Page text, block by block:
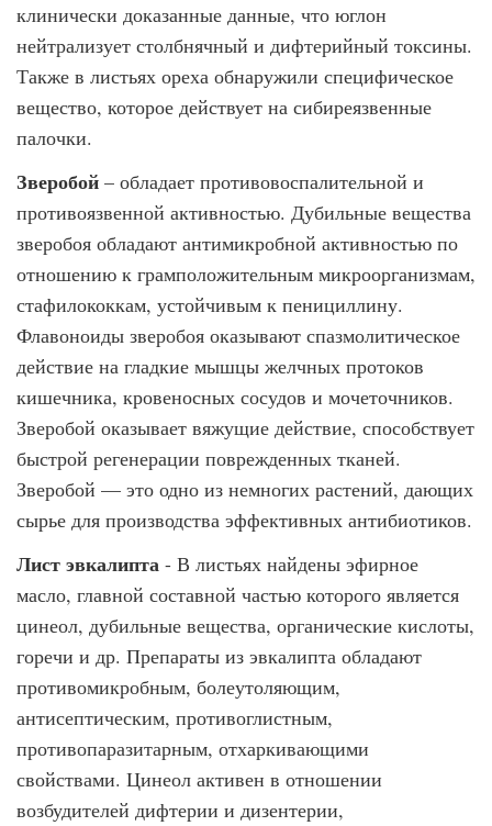
клинически доказанные данные, что юглон
нейтрализует столбнячный и дифтерийный токсины.
Также в листьях ореха обнаружили специфическое
вещество, которое действует на сибиреязвенные
палочки.
Зверобой – обладает противовоспалительной и
противоязвенной активностью. Дубильные вещества
зверобоя обладают антимикробной активностью по
отношению к грамположительным микроорганизмам,
стафилококкам, устойчивым к пенициллину.
Флавоноиды зверобоя оказывают спазмолитическое
действие на гладкие мышцы желчных протоков
кишечника, кровеносных сосудов и мочеточников.
Зверобой оказывает вяжущие действие, способствует
быстрой регенерации поврежденных тканей.
Зверобой — это одно из немногих растений, дающих
сырье для производства эффективных антибиотиков.
Лист эвкалипта - В листьях найдены эфирное
масло, главной составной частью которого является
цинеол, дубильные вещества, органические кислоты,
горечи и др. Препараты из эвкалипта обладают
противомикробным, болеутоляющим,
антисептическим, противоглистным,
противопаразитарным, отхаркивающими
свойствами. Цинеол активен в отношении
возбудителей дифтерии и дизентерии,